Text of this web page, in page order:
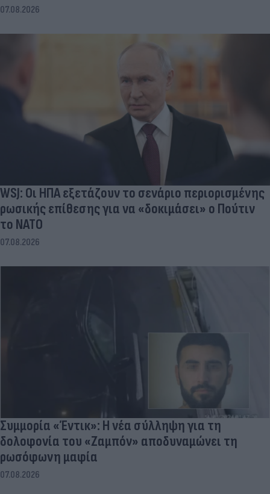
07.08.2026
WSJ: Οι ΗΠΑ εξετάζουν το σενάριο περιορισμένης
ρωσικής επίθεσης για να «δοκιμάσει» ο Πούτιν
το ΝΑΤΟ
07.08.2026
Συμμορία «Έντικ»: Η νέα σύλληψη για τη
δολοφονία του «Ζαμπόν» αποδυναμώνει τη
ρωσόφωνη μαφία
07.08.2026